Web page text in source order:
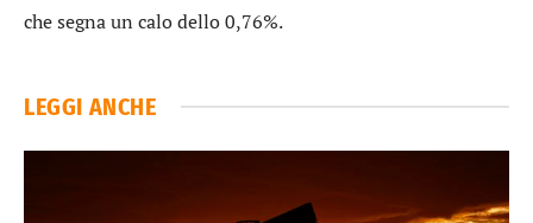
che segna un calo dello 0,76%.
LEGGI ANCHE